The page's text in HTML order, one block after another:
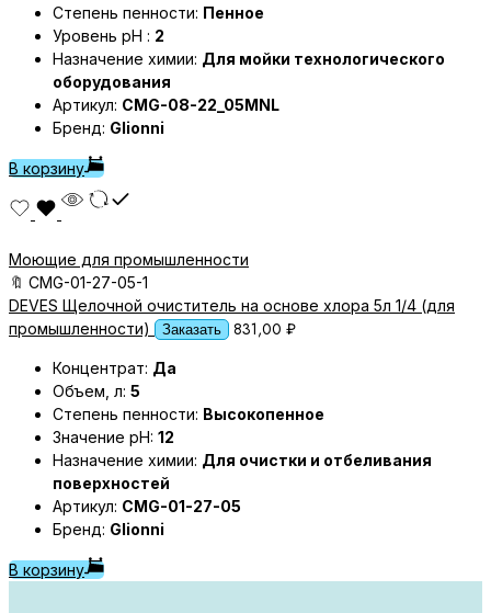
Степень пенности: Пенное
Уровень pH : 2
Назначение химии: Для мойки технологического
оборудования
Артикул: CMG-08-22_05MNL
Бренд: Glionni
В корзину
Моющие для промышленности
🔖 CMG-01-27-05-1
DEVES Щелочной очиститель на основе хлора 5л 1/4 (для
промышленности)
Заказать 831,00 ₽
Концентрат: Да
Объем, л: 5
Степень пенности: Высокопенное
Значение pH: 12
Назначение химии: Для очистки и отбеливания
поверхностей
Артикул: CMG-01-27-05
Бренд: Glionni
В корзину